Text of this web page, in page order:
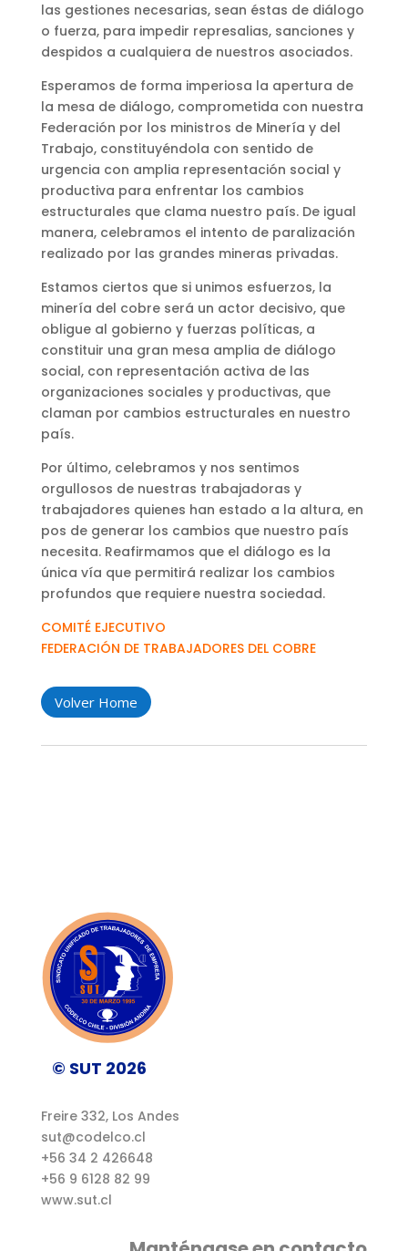
las gestiones necesarias, sean éstas de diálogo
o fuerza, para impedir represalias, sanciones y
despidos a cualquiera de nuestros asociados.
Esperamos de forma imperiosa la apertura de
la mesa de diálogo, comprometida con nuestra
Federación por los ministros de Minería y del
Trabajo, constituyéndola con sentido de
urgencia con amplia representación social y
productiva para enfrentar los cambios
estructurales que clama nuestro país. De igual
manera, celebramos el intento de paralización
realizado por las grandes mineras privadas.
Estamos ciertos que si unimos esfuerzos, la
minería del cobre será un actor decisivo, que
obligue al gobierno y fuerzas políticas, a
constituir una gran mesa amplia de diálogo
social, con representación activa de las
organizaciones sociales y productivas, que
claman por cambios estructurales en nuestro
país.
Por último, celebramos y nos sentimos
orgullosos de nuestras trabajadoras y
trabajadores quienes han estado a la altura, en
pos de generar los cambios que nuestro país
necesita. Reafirmamos que el diálogo es la
única vía que permitirá realizar los cambios
profundos que requiere nuestra sociedad.
COMITÉ EJECUTIVO
FEDERACIÓN DE TRABAJADORES DEL COBRE
Volver Home
© SUT 2026
Freire 332, Los Andes
sut@codelco.cl
+56 34 2 426648
+56 9 6128 82 99
www.sut.cl